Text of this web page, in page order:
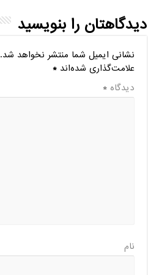
دیدگاهتان را بنویسید
نشانی ایمیل شما منتشر نخواهد شد.
علامت‌گذاری شده‌اند*
دیدگاه*
نام